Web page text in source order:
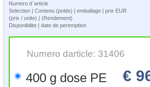
Numero d`article
Selection | Contenu (poids) | emballage | prix EUR
(prix / unite) | (Rendement)
Disponibilite | date de peremption
Numero darticle: 31406
400 g dose PE €